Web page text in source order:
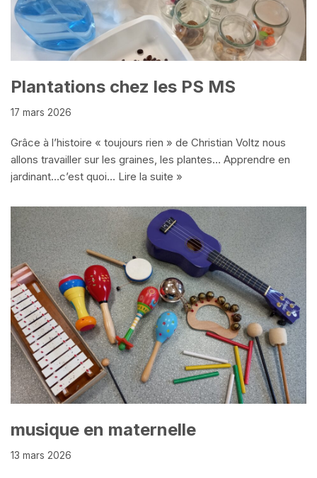
Plantations chez les PS MS
17 mars 2026
Grâce à l’histoire « toujours rien » de Christian Voltz nous
allons travailler sur les graines, les plantes… Apprendre en
jardinant…c’est quoi… Lire la suite »
musique en maternelle
13 mars 2026